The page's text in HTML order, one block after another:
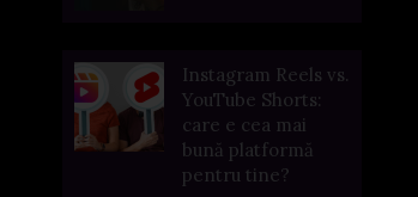
Instagram Reels vs.
YouTube Shorts:
care e cea mai
bună platformă
pentru tine?